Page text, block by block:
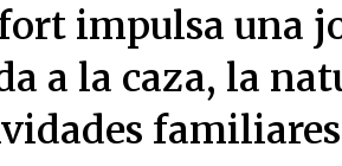
impulsa una
a la caza, la
familiares